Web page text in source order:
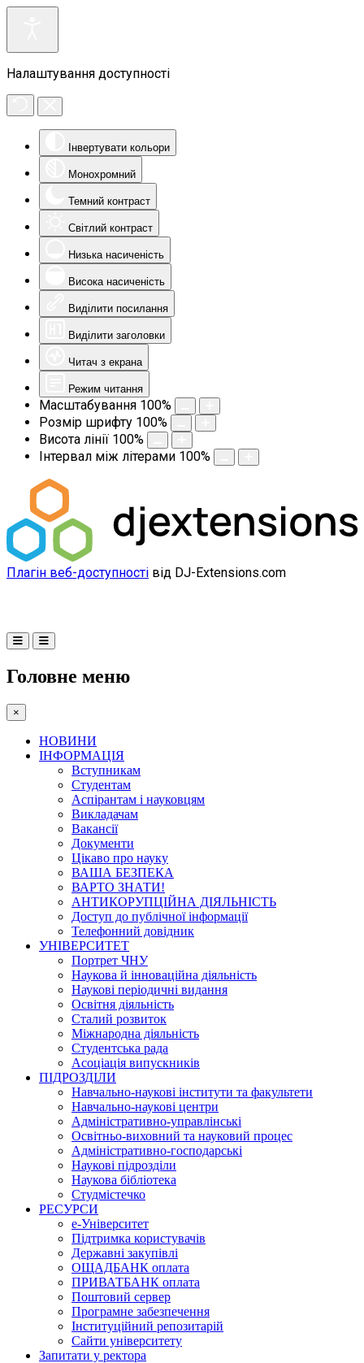
Налаштування доступності
Інвертувати кольори
Монохромний
Темний контраст
Світлий контраст
Низька насиченість
Висока насиченість
Виділити посилання
Виділити заголовки
Читач з екрана
Режим читання
Масштабування 100%
Розмір шрифту 100%
Висота лінії 100%
Інтервал між літерами 100%
Плагін веб-доступності від DJ-Extensions.com
Головне меню
×
НОВИНИ
ІНФОРМАЦІЯ
Вступникам
Студентам
Аспірантам і науковцям
Викладачам
Вакансії
Документи
Цікаво про науку
ВАША БЕЗПЕКА
ВАРТО ЗНАТИ!
АНТИКОРУПЦІЙНА ДІЯЛЬНІСТЬ
Доступ до публічної інформації
Телефонний довідник
УНІВЕРСИТЕТ
Портрет ЧНУ
Наукова й інноваційна діяльність
Наукові періодичні видання
Освітня діяльність
Сталий розвиток
Міжнародна діяльність
Студентська рада
Асоціація випускників
ПІДРОЗДІЛИ
Навчально-наукові інститути та факультети
Навчально-наукові центри
Адміністративно-управлінські
Освітньо-виховний та науковий процес
Адміністративно-господарські
Наукові підрозділи
Наукова бібліотека
Студмістечко
РЕСУРСИ
е-Університет
Підтримка користувачів
Державні закупівлі
ОЩАДБАНК оплата
ПРИВАТБАНК оплата
Поштовий сервер
Програмне забезпечення
Інституційний репозитарій
Сайти університету
Запитати у ректора